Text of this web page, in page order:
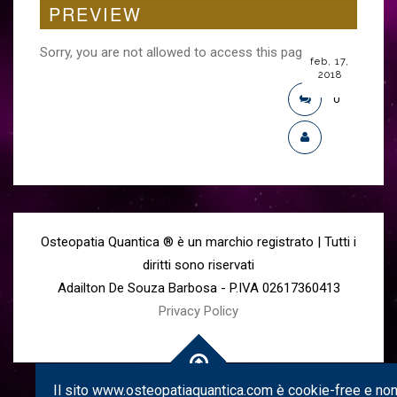
PREVIEW
feb, 17,
2018
Sorry, you are not allowed to access this page.
0
Osteopatia Quantica ® è un marchio registrato | Tutti i
diritti sono riservati
Adailton De Souza Barbosa - P.IVA 02617360413
Privacy Policy
Il sito www.osteopatiaquantica.com è cookie-free e